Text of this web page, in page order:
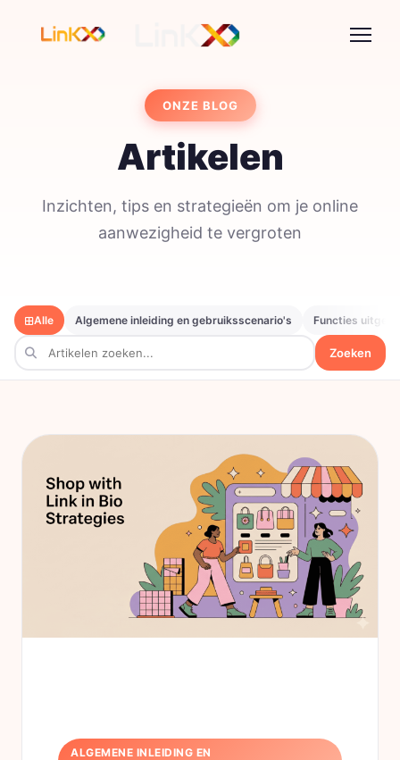
ONZE BLOG
Artikelen
Inzichten, tips en strategieën om je online
aanwezigheid te vergroten
Alle Algemene inleiding en gebruiksscenario's Functies
Zoeken
ALGEMENE INLEIDING EN